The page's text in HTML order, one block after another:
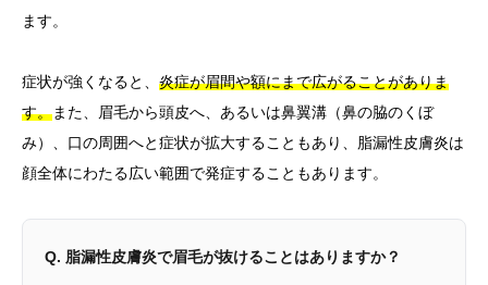
ます。
症状が強くなると、 炎症が眉間や額にまで広がることがありま
す。また、眉毛から頭皮へ、あるいは鼻翼溝（鼻の脇のくぼ
み）、口の周囲へと症状が拡大することもあり、脂漏性皮膚炎は
顔全体にわたる広い範囲で発症することもあります。
Q. 脂漏性皮膚炎で眉毛が抜けることはありますか？